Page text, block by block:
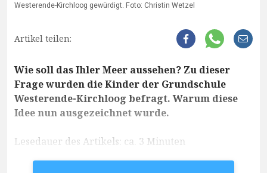
Westerende-Kirchloog gewürdigt. Foto: Christin Wetzel
Artikel teilen:
Wie soll das Ihler Meer aussehen? Zu dieser
Frage wurden die Kinder der Grundschule
Westerende-Kirchloog befragt. Warum diese
Idee nun ausgezeichnet wurde.
Lesedauer des Artikels: ca. 3 Minuten